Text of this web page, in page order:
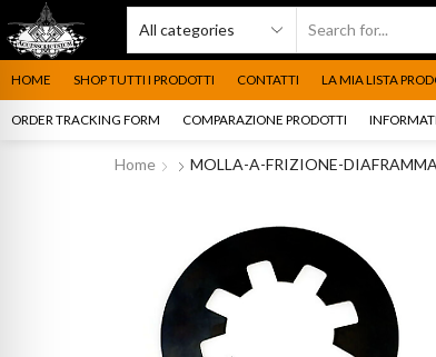
HOME SHOP TUTTI I PRODOTTI CONTATTI LA MIA LISTA
ORDER TRACKING FORM COMPARAZIONE PRODOTTI
Home MOLLA-A-FRIZIONE-